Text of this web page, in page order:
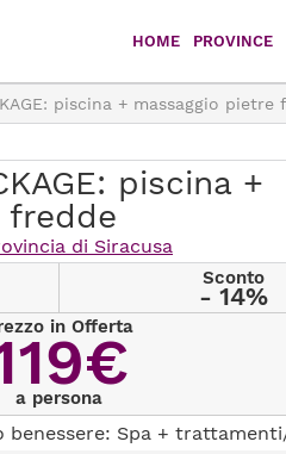
HOME PROVINCE
Agrigento
Catania
Ragusa
piscina + massaggio pietre
piscina +
fredde
di Siracusa
Sconto
- 14%
in Offerta
a persona
benessere: Spa +